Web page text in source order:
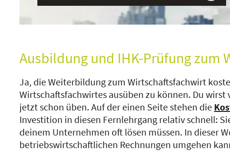
Ausbildung und IHK-Prüfung
Ja, die Weiterbildung zum Wirtschaftsfachwirt
Wirtschaftsfachwirtes ausüben zu können. Du
jetzt schon üben. Auf der einen Seite stehen die
Investition in diesen Fernlehrgang relativ schnell:
deinem Unternehmen oft lösen müssen. In dieser
betriebswirtschaftlichen Rechnungen umgehen